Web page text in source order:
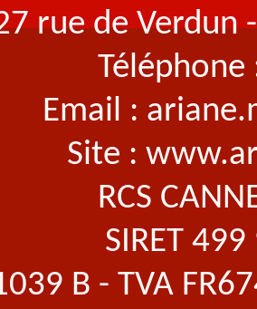
rue de Verdun
Email :
Site :
RCS
SIRET
B - TVA